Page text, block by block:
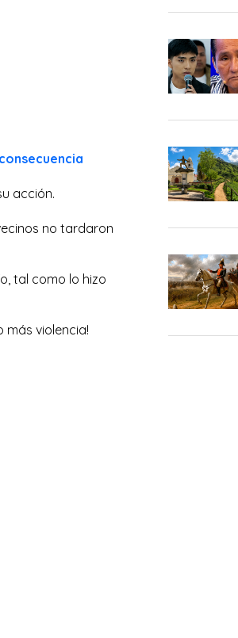
acción.
no tardaron
tal como lo hizo
más violencia!